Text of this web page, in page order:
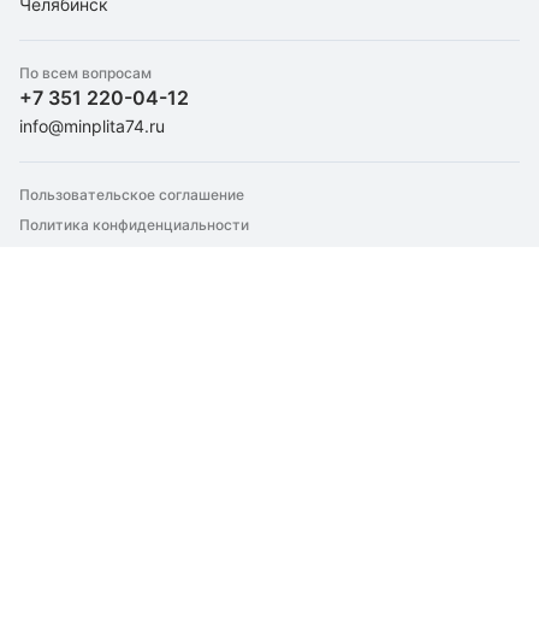
Контакты
Пенопласт
Для камина
Для металлических дверей
Для перегородок
Для пола
Для теплого пола
Для труб
По всем вопросам
+7 351 220-04-12
info@minplita74.ru
Пользовательское соглашение
Политика конфиденциальности